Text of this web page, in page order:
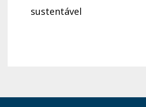
sustentável